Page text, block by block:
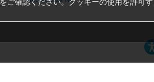
をご確認ください。クッキーの使用を許可